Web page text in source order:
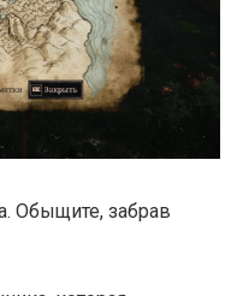
Обыщите, забрав